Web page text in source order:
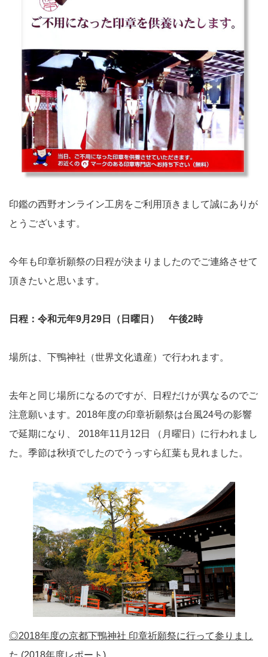
印鑑の西野オンライン工房をご利用頂きまして誠にありが
とうございます。
今年も印章祈願祭の日程が決まりましたのでご連絡させて
頂きたいと思います。
日程：令和元年9月29日（日曜日） 午後2時
場所は、下鴨神社（世界文化遺産）で行われます。
去年と同じ場所になるのですが、日程だけが異なるのでご
注意願います。2018年度の印章祈願祭は台風24号の影響
で延期になり、 2018年11月12日 （月曜日）に行われまし
た。季節は秋頃でしたのでうっすら紅葉も見れました。
◎2018年度の京都下鴨神社 印章祈願祭に行って参りまし
た (2018年度レポート)